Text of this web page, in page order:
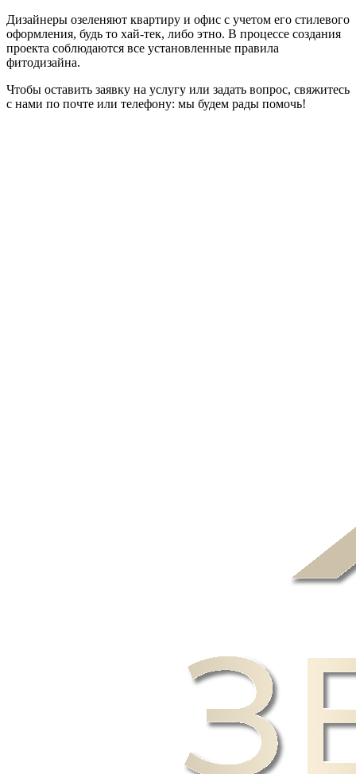
Дизайнеры озеленяют квартиру и офис с учетом его стилевого
оформления, будь то хай-тек, либо этно. В процессе создания
проекта соблюдаются все установленные правила
фитодизайна.
Чтобы оставить заявку на услугу или задать вопрос, свяжитесь
с нами по почте или телефону: мы будем рады помочь!